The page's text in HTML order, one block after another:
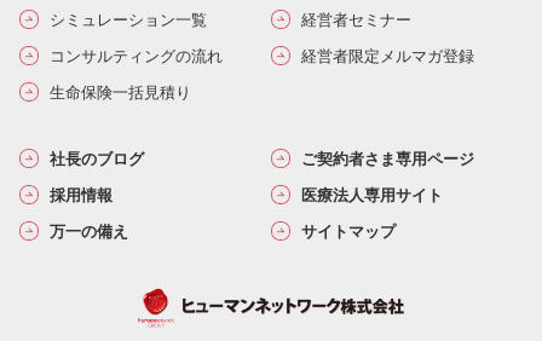
シミュレーション一覧
経営者セミナー
コンサルティングの流れ
経営者限定メルマガ登録
生命保険一括見積り
社長のブログ
ご契約者さま専用ページ
採用情報
医療法人専用サイト
万一の備え
サイトマップ